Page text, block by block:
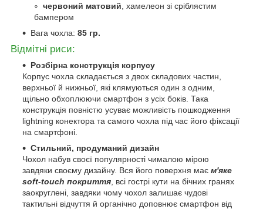
червоний матовий , хамелеон зі сріблястим
бампером
Вага чохла: 85 гр.
Відмітні риси:
Розбірна конструкція корпусу
Корпус чохла складається з двох складових частин,
верхньої й нижньої, які клямуються один з одним,
щільно обхоплюючи смартфон з усіх боків. Така
конструкція повністю усуває можливість пошкодження
lightning конектора та самого чохла під час його фіксації
на смартфоні.
Стильний, продуманий дизайн
Чохол набув своєї популярності чималою мірою
завдяки своєму дизайну. Вся його поверхня має м'яке
soft-touch покриття , всі гострі кути на бічних гранях
заокруглені, завдяки чому чохол залишає чудові
тактильні відчуття й органічно доповнює смартфон від